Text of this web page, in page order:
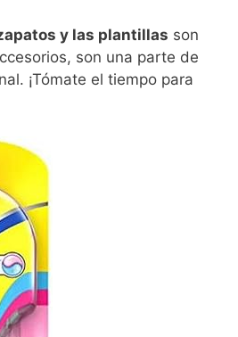
y las plantillas son
son una parte de
¡Tómate el tiempo para